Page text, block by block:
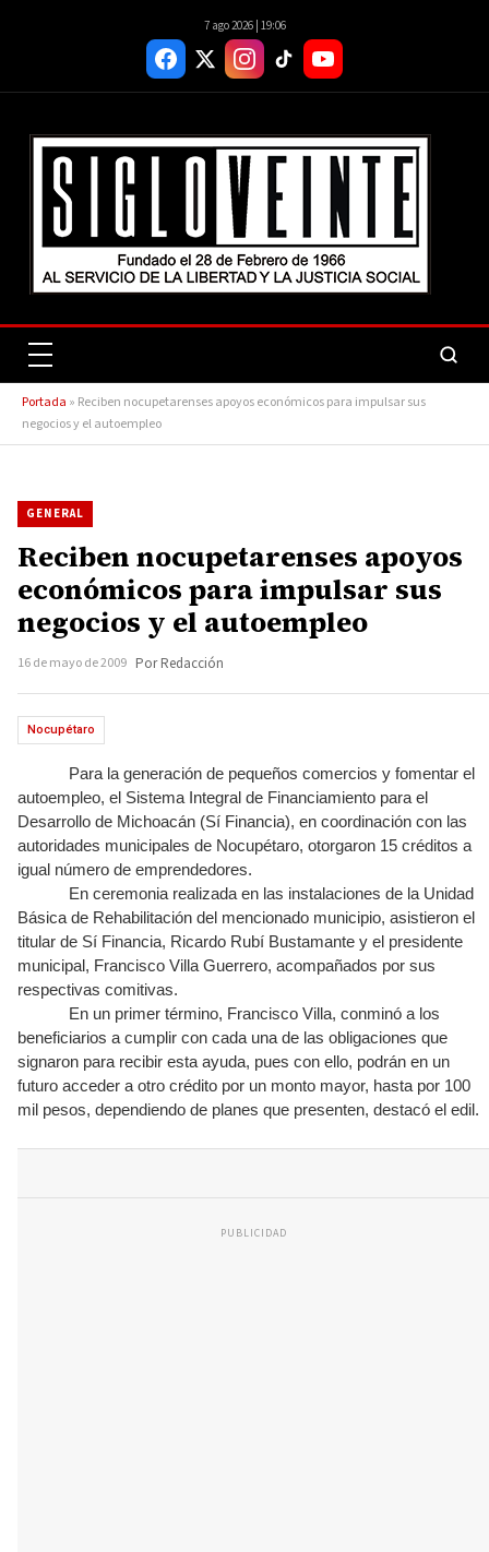
7 ago 2026 | 19:06
Portada » Reciben nocupetarenses apoyos económicos para impulsar sus
negocios y el autoempleo
GENERAL
Reciben nocupetarenses apoyos
económicos para impulsar sus
negocios y el autoempleo
16 de mayo de 2009 Por Redacción
Nocupétaro
Para la generación de pequeños comercios y fomentar el
autoempleo, el Sistema Integral de Financiamiento para el
Desarrollo de Michoacán (Sí Financia), en coordinación con las
autoridades municipales de Nocupétaro, otorgaron 15 créditos a
igual número de emprendedores.
En ceremonia realizada en las instalaciones de la Unidad
Básica de Rehabilitación del mencionado municipio, asistieron el
titular de Sí Financia, Ricardo Rubí Bustamante y el presidente
municipal, Francisco Villa Guerrero, acompañados por sus
respectivas comitivas.
En un primer término, Francisco Villa, conminó a los
beneficiarios a cumplir con cada una de las obligaciones que
signaron para recibir esta ayuda, pues con ello, podrán en un
futuro acceder a otro crédito por un monto mayor, hasta por 100
mil pesos, dependiendo de planes que presenten, destacó el edil.
PUBLICIDAD